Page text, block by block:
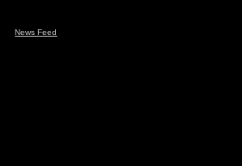
News Feed